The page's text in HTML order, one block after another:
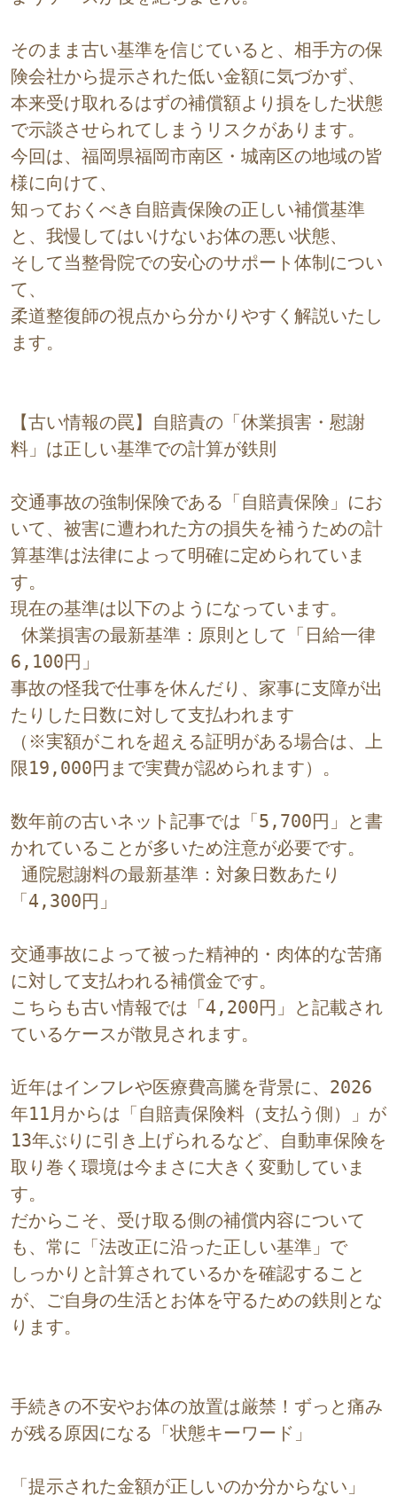
そのまま古い基準を信じていると、相手方の保
険会社から提示された低い金額に気づかず、
本来受け取れるはずの補償額より損をした状態
で示談させられてしまうリスクがあります。
今回は、福岡県福岡市南区・城南区の地域の皆
様に向けて、
知っておくべき自賠責保険の正しい補償基準
と、我慢してはいけないお体の悪い状態、
そして当整骨院での安心のサポート体制につい
て、
柔道整復師の視点から分かりやすく解説いたし
ます。
【古い情報の罠】自賠責の「休業損害・慰謝
料」は正しい基準での計算が鉄則
交通事故の強制保険である「自賠責保険」にお
いて、被害に遭われた方の損失を補うための計
算基準は法律によって明確に定められていま
す。
現在の基準は以下のようになっています。
6,100円」
事故の怪我で仕事を休んだり、家事に支障が出
たりした日数に対して支払われます
（※実額がこれを超える証明がある場合は、上
限19,000円まで実費が認められます）。
数年前の古いネット記事では「5,700円」と書
かれていることが多いため注意が必要です。
「4,300円」
交通事故によって被った精神的・肉体的な苦痛
に対して支払われる補償金です。
こちらも古い情報では「4,200円」と記載され
ているケースが散見されます。
近年はインフレや医療費高騰を背景に、2026
年11月からは「自賠責保険料（支払う側）」が
13年ぶりに引き上げられるなど、自動車保険を
取り巻く環境は今まさに大きく変動していま
す。
だからこそ、受け取る側の補償内容について
も、常に「法改正に沿った正しい基準」で
しっかりと計算されているかを確認すること
が、ご自身の生活とお体を守るための鉄則とな
ります。
手続きの不安やお体の放置は厳禁！ずっと痛み
が残る原因になる「状態キーワード」
「提示された金額が正しいのか分からない」